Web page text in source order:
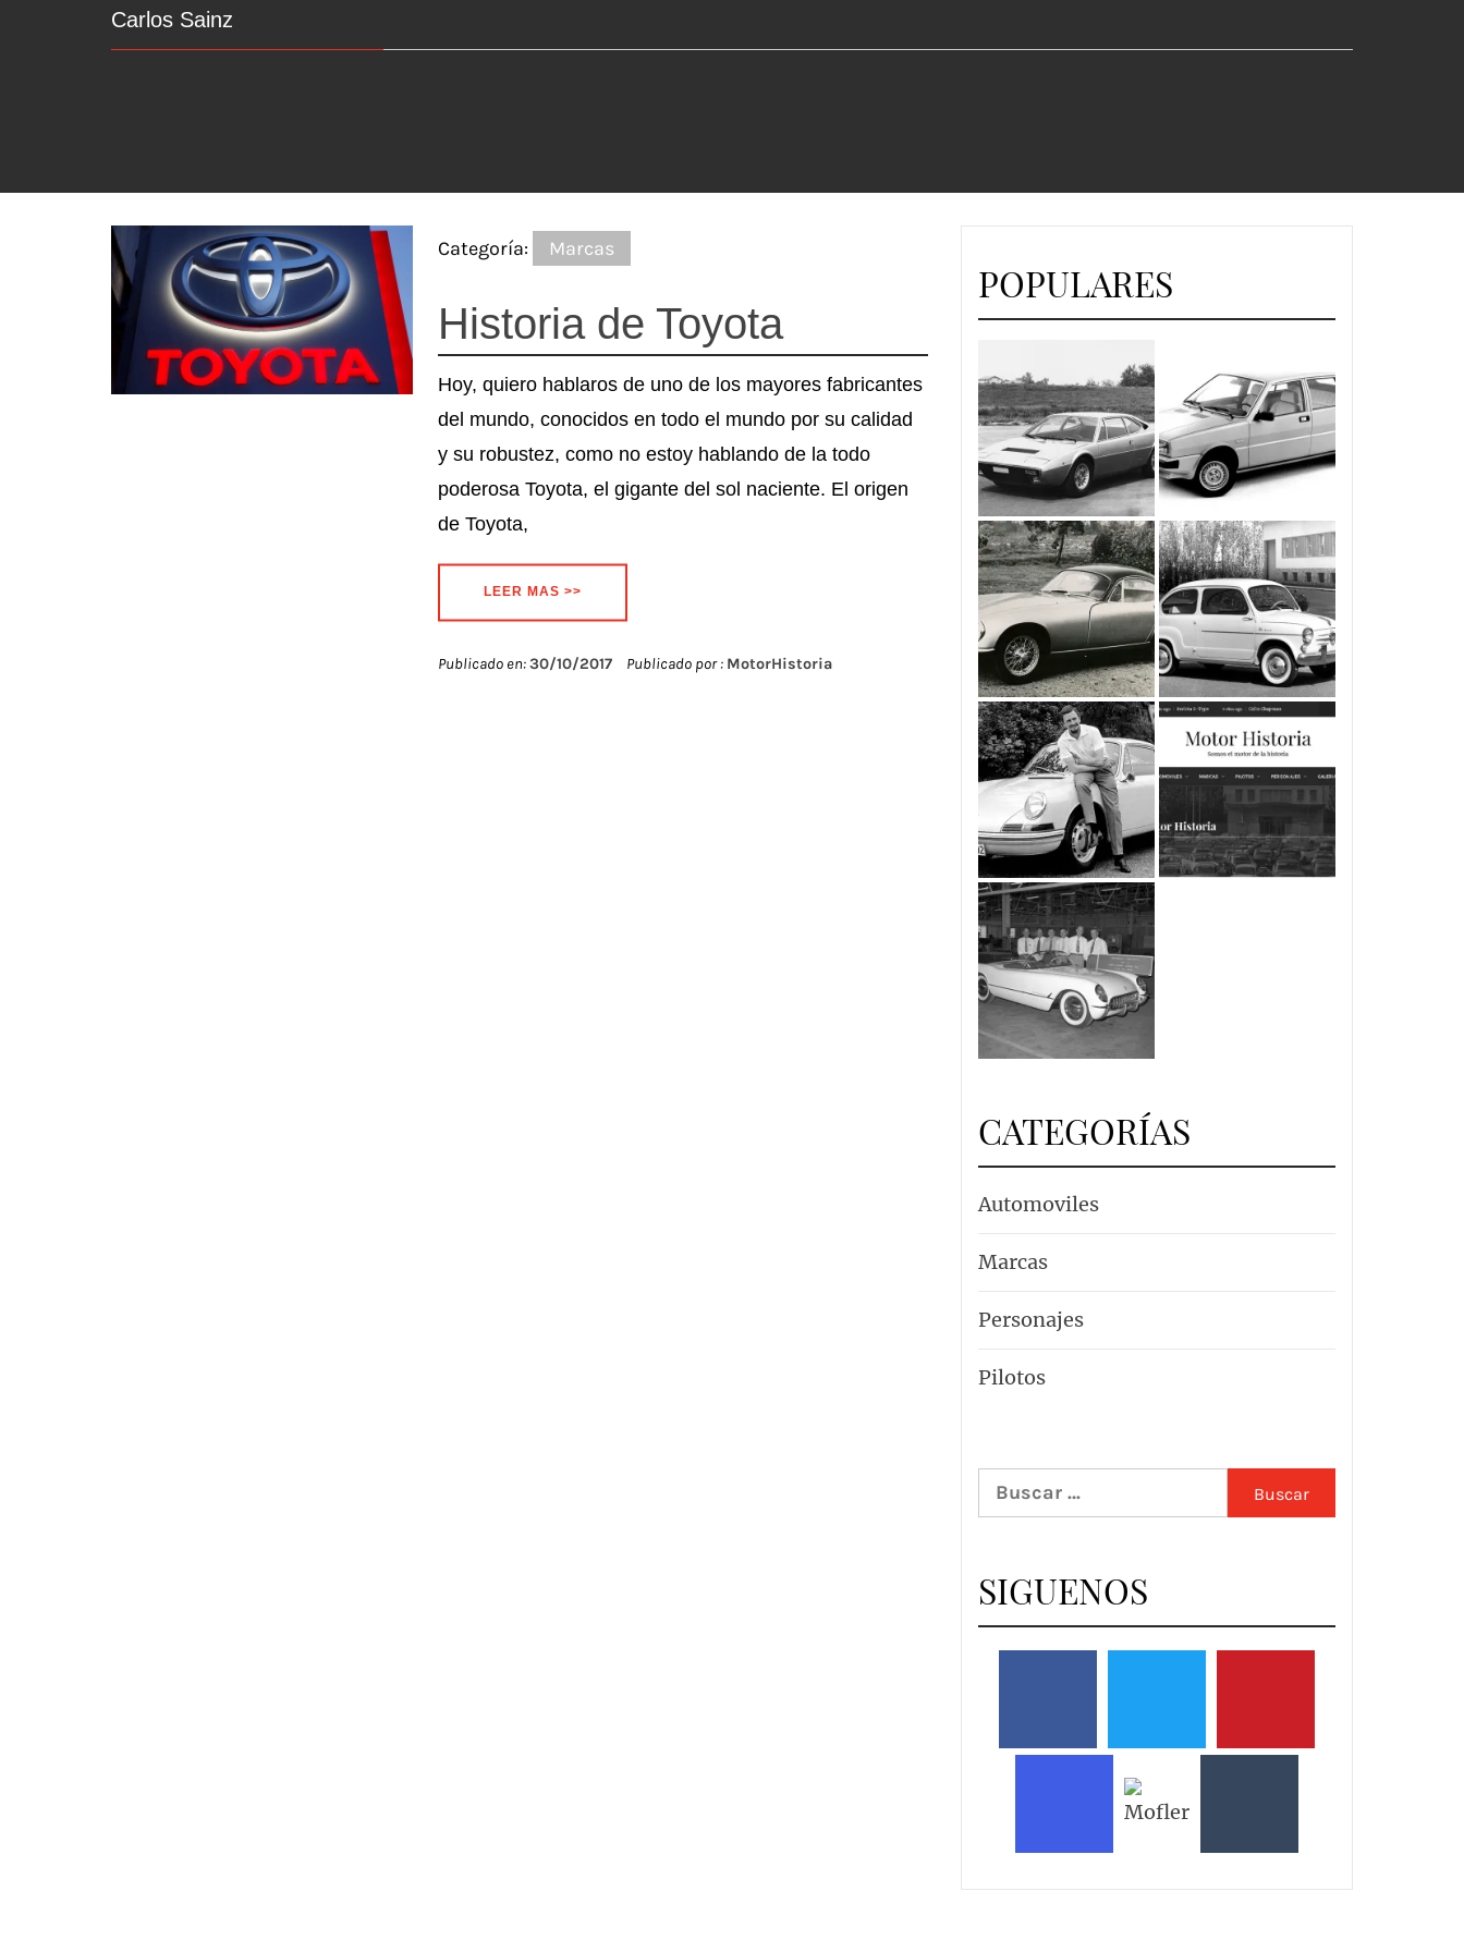
Carlos Sainz
Categoría: Marcas
Historia de Toyota
Hoy, quiero hablaros de uno de los mayores fabricantes
del mundo, conocidos en todo el mundo por su calidad
y su robustez, como no estoy hablando de la todo
poderosa Toyota, el gigante del sol naciente. El origen
de Toyota,
LEER MAS >>
Publicado en:30/10/2017 Publicado por : MotorHistoria
POPULARES
CATEGORÍAS
Automoviles
Marcas
Personajes
Pilotos
Buscar:
SIGUENOS